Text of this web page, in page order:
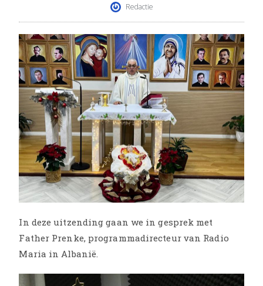
Redactie
In deze uitzending gaan we in gesprek met
Father Prenke, programmadirecteur van Radio
Maria in Albanië.